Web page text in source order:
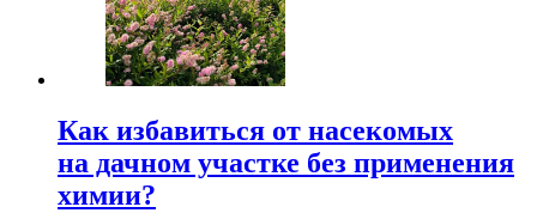
Как избавиться от насекомых
на дачном участке без применения
химии?